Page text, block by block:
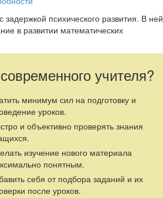
психического развития. В ней
в развитии математических
учителя?
минимум сил на подготовку и
уроков.
и объективно проверять знания
изучение нового материала
понятным.
себя от подбора заданий и их
после уроков.